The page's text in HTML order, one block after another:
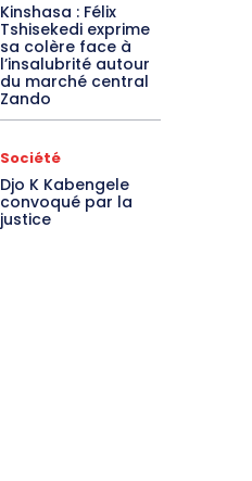
Kinshasa : Félix
Tshisekedi exprime
sa colère face à
l’insalubrité autour
du marché central
Zando
Société
Djo K Kabengele
convoqué par la
justice